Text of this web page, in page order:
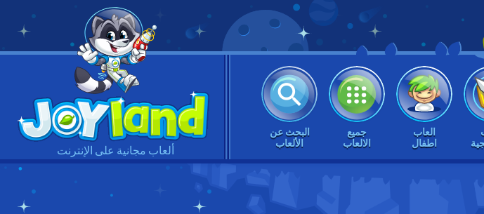
ألعاب مجانية على الإنترنت
العاب
اطفال
جميع
الالعاب
البحث عن
الألعاب